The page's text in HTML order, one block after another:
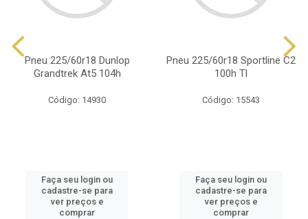
Pneu 225/60r18 Dunlop
Grandtrek At5 104h
Código: 14930
Faça seu login ou
cadastre-se para
ver preços e
comprar
Pneu 225/60r18 Sportline C2
100h Tl
Código: 15543
Faça seu login ou
cadastre-se para
ver preços e
comprar